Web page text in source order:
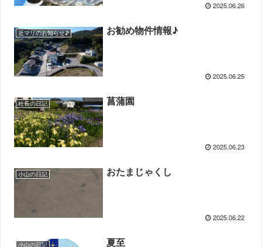
2025.06.26
近マリのお知らせ♪ お勧め物件情報♪
2025.06.25
社長の日記 菖蒲園
2025.06.23
小山の日記 おたまじゃくし
2025.06.22
小山の日記 夏至